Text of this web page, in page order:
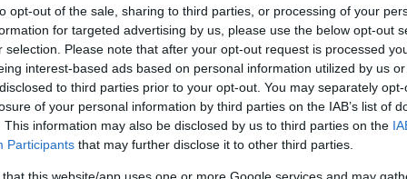
opt-out of the sale, sharing to third parties, or processing of your
for targeted advertising by us, please use the below opt-out
selection. Please note that after your opt-out request is processed
interest-based ads based on personal information utilized by us
to third parties prior to your opt-out. You may separately
of your personal information by third parties on the IAB’s list of
This information may also be disclosed by us to third parties on the
Participants that may further disclose it to other third parties.
that this website/app uses one or more Google services and may
robert
russell